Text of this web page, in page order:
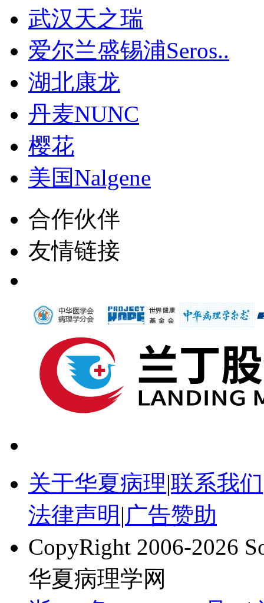
武汉天之瑞
爱尔兰盛锡浦Seros..
湖北康龙
丹麦NUNC
樱花
美国Nalgene
合作伙伴
友情链接
关于华夏病理|联系我们
法律声明 |广告赞助
CopyRight 2006-2026
华夏病理学网